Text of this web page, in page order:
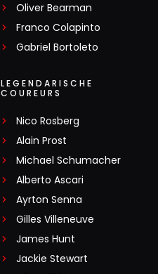
Oliver Bearman
Franco Colapinto
Gabriel Bortoleto
LEGENDARISCHE
COUREURS
Nico Rosberg
Alain Prost
Michael Schumacher
Alberto Ascari
Ayrton Senna
Gilles Villeneuve
James Hunt
Jackie Stewart